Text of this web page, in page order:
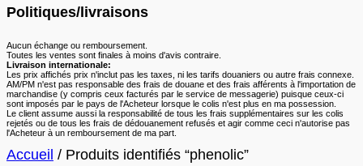
Politiques/livraisons
Aucun échange ou remboursement.
Toutes les ventes sont finales à moins d'avis contraire.
Livraison internationale:
Les prix affichés prix n'inclut pas les taxes, ni les tarifs douaniers ou autre frais connexe.
AM/PM n'est pas responsable des frais de douane et des frais afférents à l'importation de
marchandise (y compris ceux facturés par le service de messagerie) puisque ceux-ci
sont imposés par le pays de l'Acheteur lorsque le colis n'est plus en ma possession.
Le client assume aussi la responsabilité de tous les frais supplémentaires sur les colis
rejetés ou de tous les frais de dédouanement refusés et agir comme ceci n'autorise pas
l'Acheteur à un remboursement de ma part.
Accueil / Produits identifiés “phenolic”